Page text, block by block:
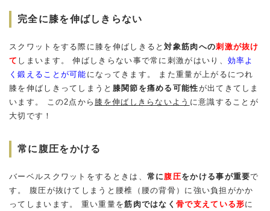
完全に膝を伸ばしきらない
スクワットをする際に膝を伸ばしきると対象筋肉への刺激が抜け
て しまいます。 伸ばしきらない事で常に刺激がはいり、 効率よ
く鍛えることが可能 になってきます。 また重量が上がるにつれ
膝を伸ばしきってしまうと 膝関節を痛める可能性が出てきてしま
います。 この2点から 膝を伸ばしきらないよう に意識することが
大切です！
常に腹圧をかける
バーベルスクワットをするときは、 常に腹圧をかける事が重要で
す。 腹圧が抜けてしまうと腰椎（腰の背骨）に強い負担がかか
ってしまいます。 重い重量を筋肉ではなく骨で支えている形に